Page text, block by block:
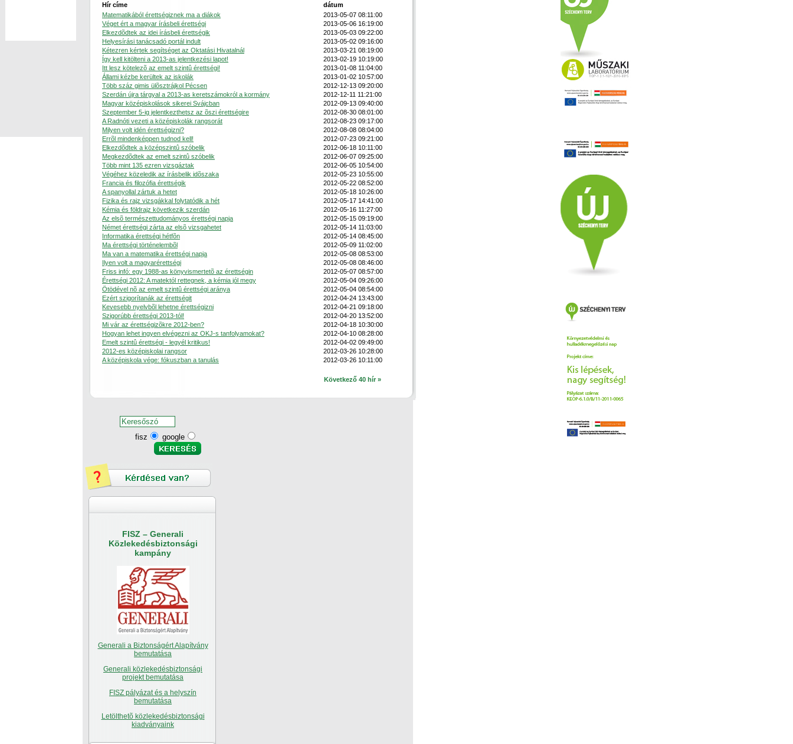
Hír címe
dátum
Matematikából érettségiznek ma a diákok
2013-05-07 08:11:00
Véget ért a magyar írásbeli érettségi
2013-05-06 16:19:00
Elkezdõdtek az idei írásbeli érettségik
2013-05-03 09:22:00
Helyesírási tanácsadó portál indult
2013-05-02 09:16:00
Kétezren kértek segítséget az Oktatási Hivatalnál
2013-03-21 08:19:00
Így kell kitölteni a 2013-as jelentkezési lapot!
2013-02-19 10:19:00
Itt lesz kötelezõ az emelt szintû érettségi!
2013-01-08 11:04:00
Állami kézbe kerültek az iskolák
2013-01-02 10:57:00
Több száz gimis ülõsztrájkol Pécsen
2012-12-13 09:20:00
Szerdán újra tárgyal a 2013-as keretszámokról a kormány
2012-12-11 11:21:00
Magyar középiskolások sikerei Svájcban
2012-09-13 09:40:00
Szeptember 5-ig jelentkezthetsz az õszi érettségire
2012-08-30 08:01:00
A Radnóti vezeti a középiskolák rangsorát
2012-08-23 09:17:00
Milyen volt idén érettségizni?
2012-08-08 08:04:00
Errõl mindenképpen tudnod kell!
2012-07-23 09:21:00
Elkezdõdtek a középszintû szóbelik
2012-06-18 10:11:00
Megkezdõdtek az emelt szintû szóbelik
2012-06-07 09:25:00
Több mint 135 ezren vizsgáztak
2012-06-05 10:54:00
Végéhez közeledik az írásbelik idõszaka
2012-05-23 10:55:00
Francia és filozófia érettségik
2012-05-22 08:52:00
A spanyollal zártuk a hetet
2012-05-18 10:26:00
Fizika és rajz vizsgákkal folytatódik a hét
2012-05-17 14:41:00
Kémia és földrajz következik szerdán
2012-05-16 11:27:00
Az elsõ természettudományos érettségi napja
2012-05-15 09:19:00
Német érettségi zárta az elsõ vizsgahetet
2012-05-14 11:03:00
Informatika érettségi hétfõn
2012-05-14 08:45:00
Ma érettségi történelembõl
2012-05-09 11:02:00
Ma van a matematika érettségi napja
2012-05-08 08:53:00
Ilyen volt a magyarérettségi
2012-05-08 08:46:00
Friss infó: egy 1988-as könyvismertetõ az érettségin
2012-05-07 08:57:00
Érettségi 2012: A matektól rettegnek, a kémia jól megy
2012-05-04 09:26:00
Ötödével nõ az emelt szintû érettségi aránya
2012-05-04 08:54:00
Ezért szigorítanák az érettségit
2012-04-24 13:43:00
Kevesebb nyelvbõl lehetne érettségizni
2012-04-21 09:18:00
Szigorúbb érettségi 2013-tól!
2012-04-20 13:52:00
Mi vár az érettségizõkre 2012-ben?
2012-04-18 10:30:00
Hogyan lehet ingyen elvégezni az OKJ-s tanfolyamokat?
2012-04-10 08:28:00
Emelt szintû érettségi - legyél kritikus!
2012-04-02 09:49:00
2012-es középiskolai rangsor
2012-03-26 10:28:00
A középiskola vége: fókuszban a tanulás
2012-03-26 10:11:00
Következő 40 hír »
fisz google
FISZ – Generali
Közlekedésbiztonsági
kampány
Generali a Biztonságért Alapítvány
bemutatása
Generali közlekedésbiztonsági
projekt bemutatása
FISZ pályázat és a helyszín
bemutatása
Letölthetõ közlekedésbiztonsági
kiadványaink